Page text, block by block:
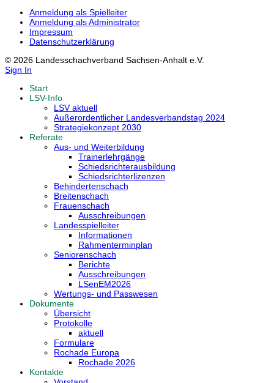
Anmeldung als Spielleiter
Anmeldung als Administrator
Impressum
Datenschutzerklärung
© 2026 Landesschachverband Sachsen-Anhalt e.V.
Sign In
Start
LSV-Info
LSV aktuell
Außerordentlicher Landesverbandstag 2024
Strategiekonzept 2030
Referate
Aus- und Weiterbildung
Trainerlehrgänge
Schiedsrichterausbildung
Schiedsrichterlizenzen
Behindertenschach
Breitenschach
Frauenschach
Ausschreibungen
Landesspielleiter
Informationen
Rahmenterminplan
Seniorenschach
Berichte
Ausschreibungen
LSenEM2026
Wertungs- und Passwesen
Dokumente
Übersicht
Protokolle
aktuell
Formulare
Rochade Europa
Rochade 2026
Kontakte